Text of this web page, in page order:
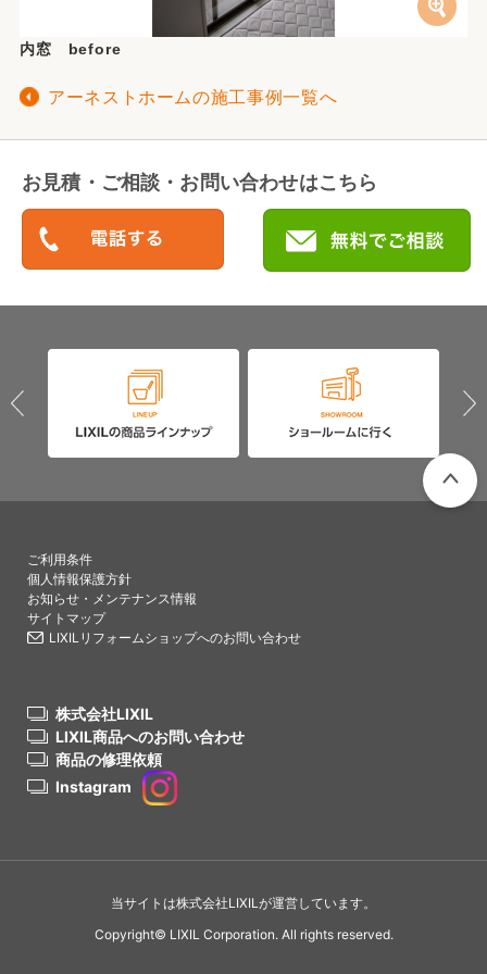
内窓 before
アーネストホームの施工事例一覧へ
お見積・ご相談・お問い合わせはこちら
ご利用条件
個人情報保護方針
お知らせ・メンテナンス情報
サイトマップ
LIXILリフォームショップへのお問い合わせ
株式会社LIXIL
LIXIL商品へのお問い合わせ
商品の修理依頼
Instagram
当サイトは株式会社LIXILが運営しています。
Copyright© LIXIL Corporation. All rights reserved.